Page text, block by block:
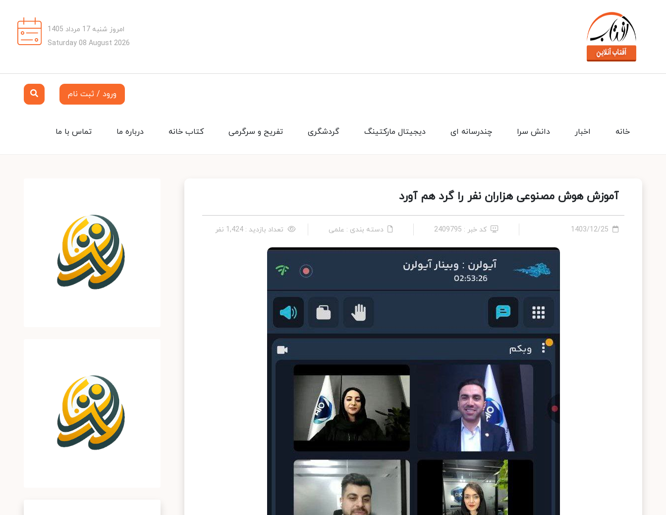
امروز شنبه 17 مرداد 1405
Saturday 08 August 2026
ورود / ثبت نام
تماس با ما درباره ما کتاب خانه تفریح و سرگرمی گردشگری دیجیتال مارکتینگ چندرسانه ای دانش سرا اخبار خانه
آموزش هوش مصنوعی هزاران نفر را گرد هم آورد
1403/12/25 کد خبر : 2409795 دسته بندی : علمی تعداد بازدید : 1,424 نفر